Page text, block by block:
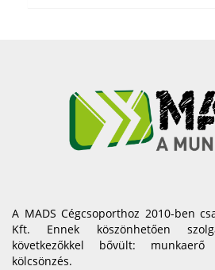
A MADS Cégcsoporthoz 2010-ben
Kft. Ennek köszönhetően
következőkkel bővült: munkaerő
kölcsönzés.